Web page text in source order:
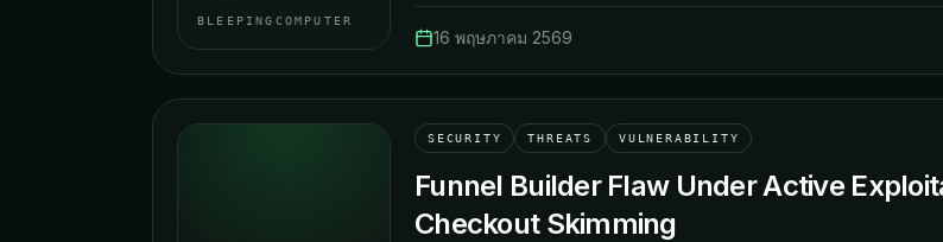
BLEEPINGCOMPUTER
16 พฤษภาคม 2569
SECURITY THREATS VULNERABILITY
Funnel Builder Flaw Under Active
Checkout Skimming